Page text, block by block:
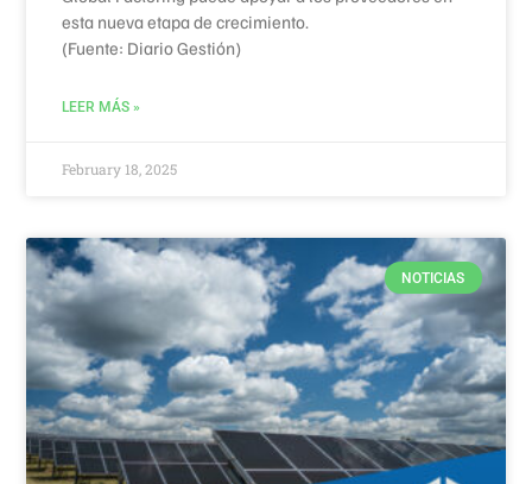
esta nueva etapa de crecimiento.
(Fuente: Diario Gestión)
LEER MÁS »
February 18, 2025
NOTICIAS